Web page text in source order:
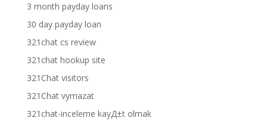
3 month payday loans
30 day payday loan
321chat cs review
321chat hookup site
321Chat visitors
321Chat vymazat
321chat-inceleme kayД±t olmak